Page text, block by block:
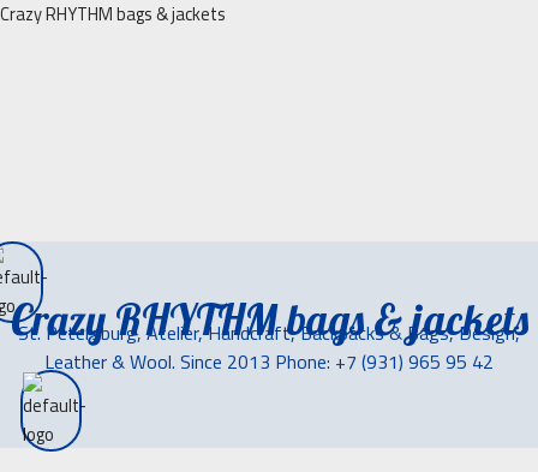
Перейти
Crazy RHYTHM bags & jackets
Crazy RHYTHM bags & jackets
St. Petersburg, Atelier, Handcraft, Backpacks & Bags, Design,
Leather & Wool. Since 2013 Phone: +7 (931) 965 95 42